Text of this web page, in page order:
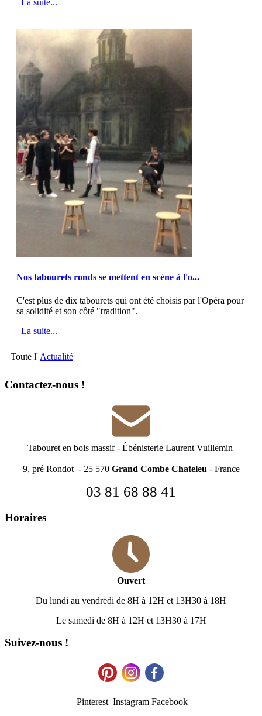
La suite...
Nos tabourets ronds se mettent en scène à l'o...
C'est plus de dix tabourets qui ont été choisis par l'Opéra pour
sa solidité et son côté "tradition".
La suite...
Toute l' Actualité
Contactez-nous !
Tabouret en bois massif- Ébénisterie Laurent Vuillemin
9, pré Rondot - 25 570 Grand Combe Chateleu - France
03 81 68 88 41
Horaires
Ouvert
Du lundi au vendredi de 8H à 12H et 13H30 à 18H
Le samedi de 8H à 12H et 13H30 à 17H
Suivez-nous !
Pinterest Instagram Facebook